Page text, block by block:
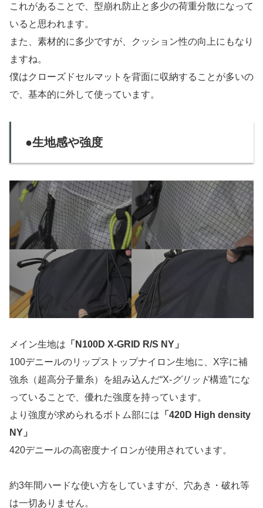
これがあることで、型崩れ防止と多少の荷重分散になって
いると思われます。
また、素材的に多少ですが、クッション性の向上にもなり
ますね。
僕はクローズドセルマットを背面に収納することが多いの
で、基本的に外して使っています。
●生地感や強度
メイン生地は 「 N100D X-GRID R/S NY 」
100デニールのリップストップナイロン生地に、X字に補
強糸（超高分子量糸）を組み込んだ“X-グリッド構造”にな
っていることで、優れた強度を持っています。
より強度が求められるボトム部には 「420D High density
NY」
420デニールの高密度ナイロンが使用されています。
約3年間ハードな使い方をしていますが、穴あき・破れ等
は一切ありません。